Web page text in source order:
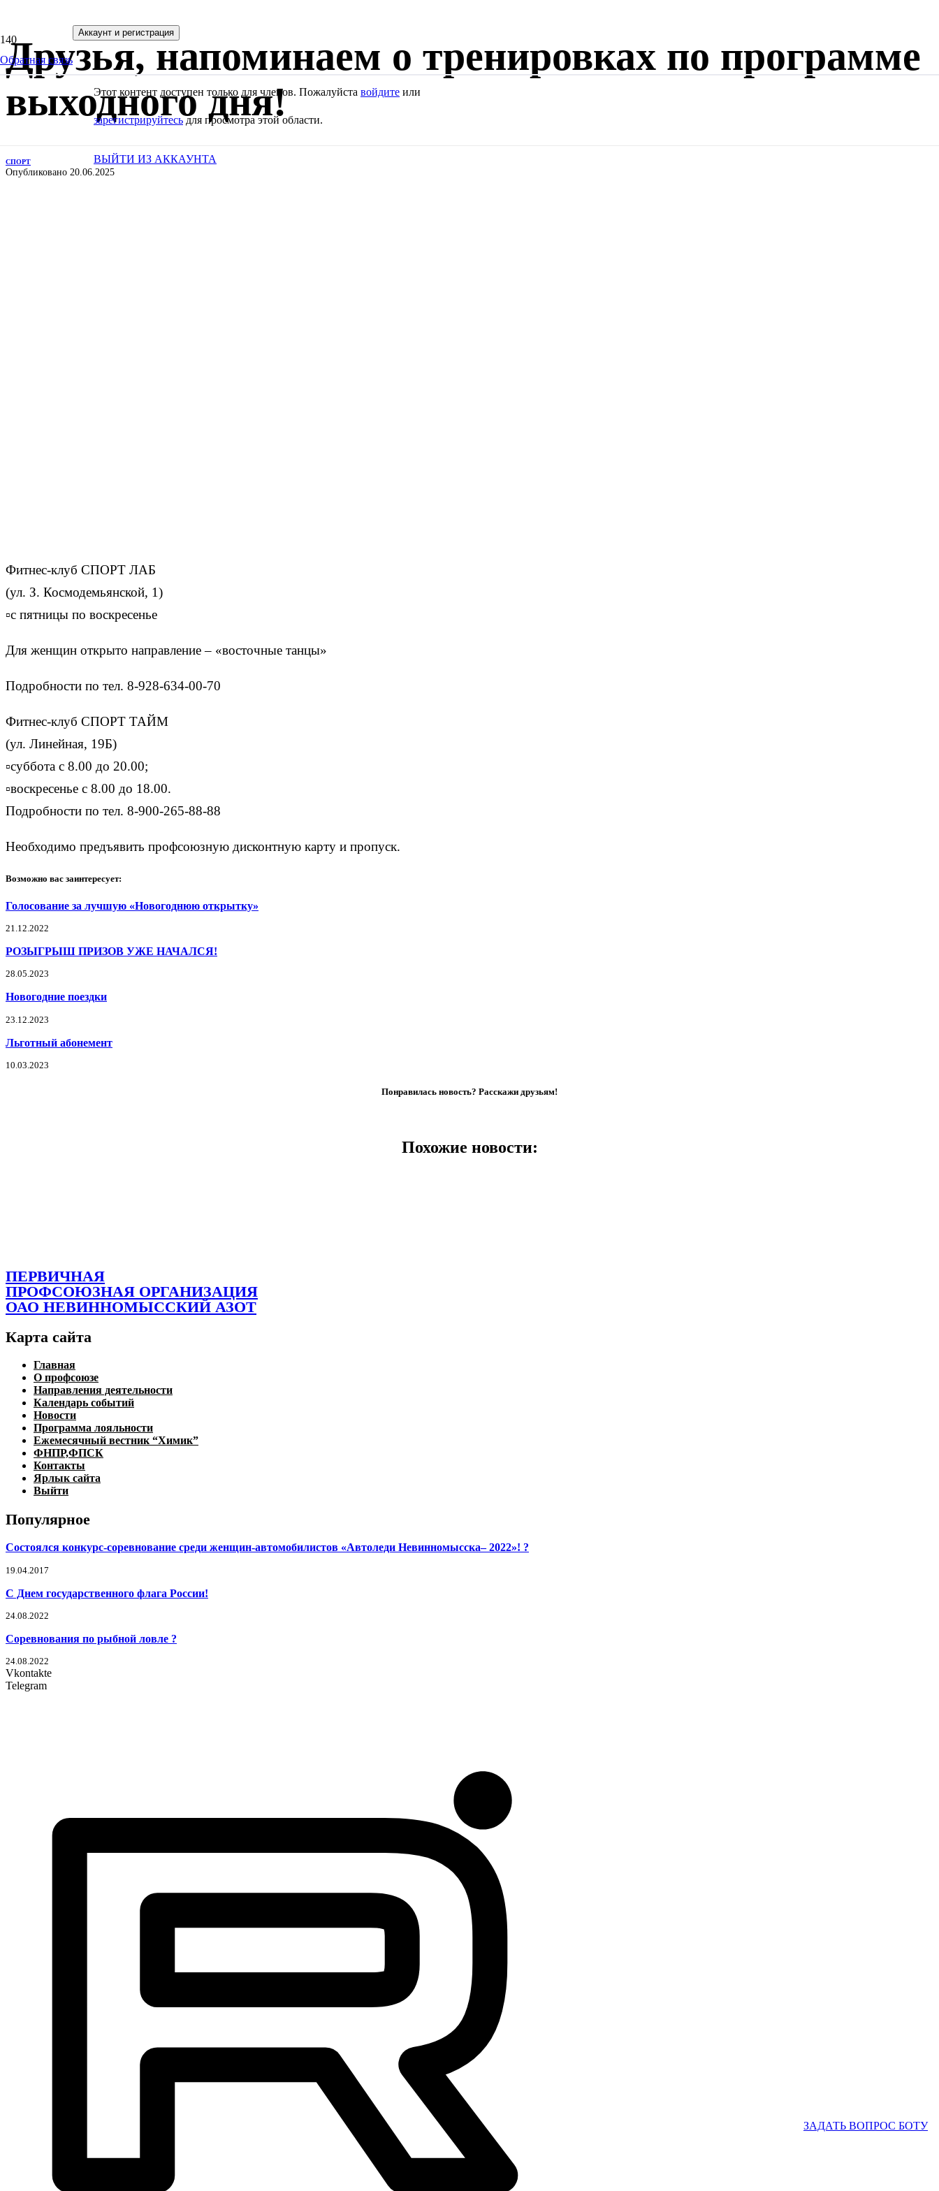
Обратная связь
Аккаунт и регистрация
Этот контент доступен только для членов. Пожалуйста войдите или
зарегистрируйтесьдля просмотра этой области.
ВЫЙТИ ИЗ АККАУНТА
Друзья, напоминаем о тренировках по программе
выходного дня!
СПОРТ
Опубликовано 20.06.2025
Фитнес-клуб СПОРТ ЛАБ
(ул. З. Космодемьянской, 1)
▫с пятницы по воскресенье
Для женщин открыто направление – «восточные танцы»
Подробности по тел. 8-928-634-00-70
Фитнес-клуб СПОРТ ТАЙМ
(ул. Линейная, 19Б)
▫суббота с 8.00 до 20.00;
▫воскресенье с 8.00 до 18.00.
Подробности по тел. 8-900-265-88-88
Необходимо предъявить профсоюзную дисконтную карту и пропуск.
Возможно вас заинтересует:
Голосование за лучшую «Новогоднюю открытку»
21.12.2022
РОЗЫГРЫШ ПРИЗОВ УЖЕ НАЧАЛСЯ!
28.05.2023
Новогодние поездки
23.12.2023
Льготный абонемент
10.03.2023
Понравилась новость? Расскажи друзьям!
Похожие новости:
ПЕРВИЧНАЯ
ПРОФСОЮЗНАЯ ОРГАНИЗАЦИЯ
ОАО НЕВИННОМЫССКИЙ АЗОТ
Карта сайта
Главная
О профсоюзе
Направления деятельности
Календарь событий
Новости
Программа лояльности
Ежемесячный вестник “Химик”
ФНПР,ФПСК
Контакты
Ярлык сайта
Выйти
Популярное
Состоялся конкурс-соревнование среди женщин-автомобилистов «Автоледи Невинномысска– 2022»! ?
19.04.2017
С Днем государственного флага России!
24.08.2022
Соревнования по рыбной ловле ?
24.08.2022
Vkontakte
Telegram
ЗАДАТЬ ВОПРОС БОТУ